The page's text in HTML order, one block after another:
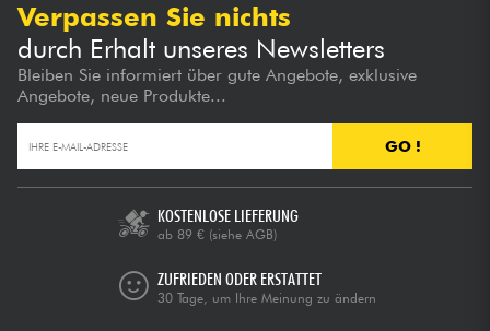
Verpassen Sie nichts
durch Erhalt unseres Newsletters
Bleiben Sie informiert über gute Angebote, exklusive
Angebote, neue Produkte...
GO !
KOSTENLOSE LIEFERUNG
ab 89 € (siehe AGB)
ZUFRIEDEN ODER ERSTATTET
30 Tage, um Ihre Meinung zu ändern